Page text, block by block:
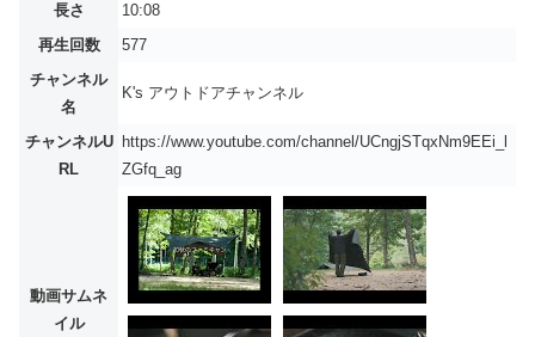
長さ
10:08
再生回数
577
チャンネル
名
K's アウトドアチャンネル
チャンネルU
RL
https://www.youtube.com/channel/UCngjSTqxNm9EEi_l
ZGfq_ag
動画サムネ
イル